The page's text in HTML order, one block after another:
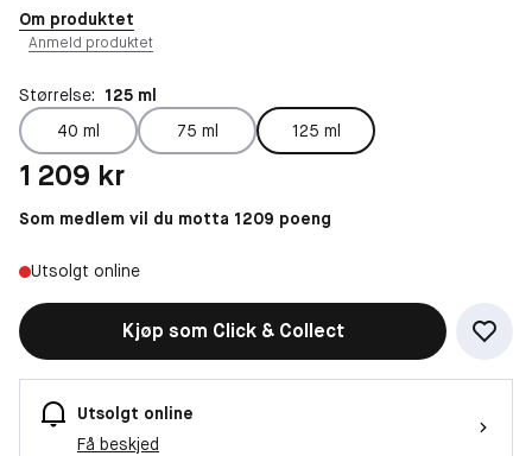
Om produktet
Anmeld produktet
Størrelse: 125 ml
40 ml
75 ml
125 ml
Pris: 1 209 kr
1 209 kr
Som medlem vil du motta 1209 poeng
Utsolgt online
Kjøp som Click & Collect
Utsolgt online
Få beskjed